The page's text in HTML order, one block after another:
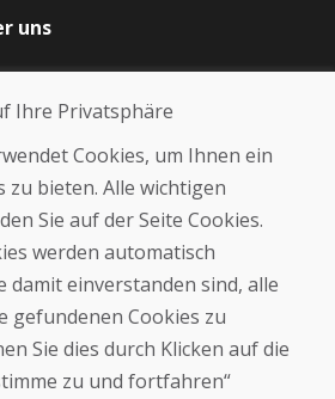
uns
und Umtausch von Waren
Ihre Privatsphäre
Cookies, um Ihnen ein
bieten. Alle wichtigen
Sie auf der Seite Cookies.
werden automatisch
damit einverstanden sind, alle
gefundenen Cookies zu
Sie dies durch Klicken auf die
zu und fortfahren“